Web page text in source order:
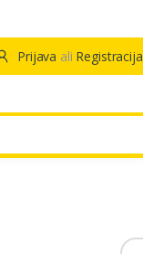
Prijava ali Registracija